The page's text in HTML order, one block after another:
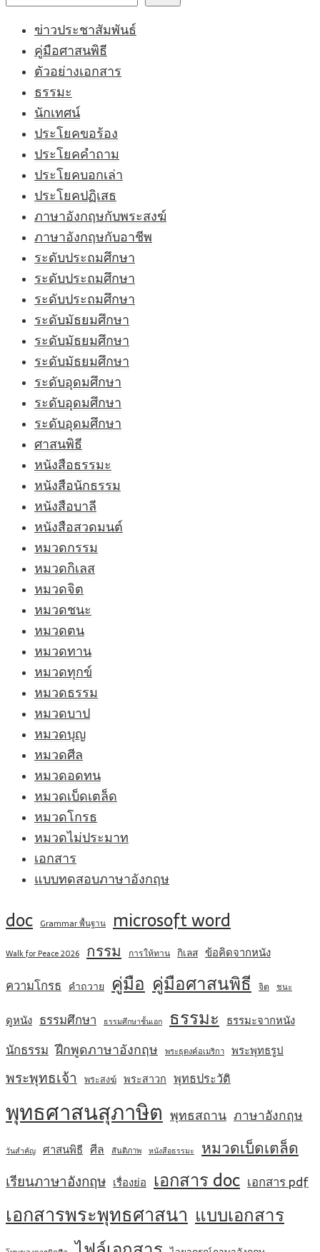
ข่าวประชาสัมพันธ์
คู่มือศาสนพิธี
ตัวอย่างเอกสาร
ธรรมะ
นักเทศน์
ประโยคขอร้อง
ประโยคคำถาม
ประโยคบอกเล่า
ประโยคปฏิเสธ
ภาษาอังกฤษกับพระสงฆ์
ภาษาอังกฤษกับอาชีพ
ระดับประถมศึกษา
ระดับประถมศึกษา
ระดับประถมศึกษา
ระดับมัธยมศึกษา
ระดับมัธยมศึกษา
ระดับมัธยมศึกษา
ระดับอุดมศึกษา
ระดับอุดมศึกษา
ระดับอุดมศึกษา
ศาสนพิธี
หนังสือธรรมะ
หนังสือนักธรรม
หนังสือบาลี
หนังสือสวดมนต์
หมวดกรรม
หมวดกิเลส
หมวดจิต
หมวดชนะ
หมวดตน
หมวดทาน
หมวดทุกข์
หมวดธรรม
หมวดบาป
หมวดบุญ
หมวดศีล
หมวดอดทน
หมวดเบ็ดเตล็ด
หมวดโกรธ
หมวดไม่ประมาท
เอกสาร
แบบทดสอบภาษาอังกฤษ
doc Grammar พื้นฐาน microsoft word
Walk for Peace 2026 กรรม การให้ทาน กิเลส ข้อคิดจากหนัง
ความโกรธ คำถวาย คู่มือ คู่มือศาสนพิธี จิต ชนะ
ดูหนัง ธรรมศึกษา ธรรมศึกษาชั้นเอก ธรรมะ ธรรมะจากหนัง
นักธรรม ฝึกพูดภาษาอังกฤษ พระธุดงค์อเมริกา พระพุทธรูป
พระพุทธเจ้า พระสงฆ์ พระสาวก พุทธประวัติ
พุทธศาสนสุภาษิต พุทธสถาน ภาษาอังกฤษ
วันสำคัญ ศาสนพิธี ศีล สันติภาพ หนังสือธรรมะ หมวดเบ็ดเตล็ด
เรียนภาษาอังกฤษ เรื่องย่อ เอกสาร doc เอกสาร pdf
เอกสารพระพุทธศาสนา แบบเอกสาร